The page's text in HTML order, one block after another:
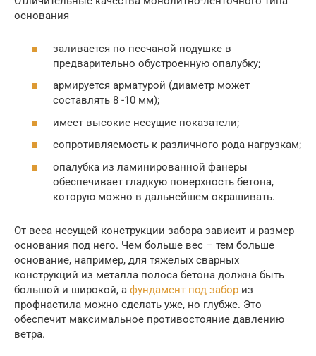
основания
заливается по песчаной подушке в
предварительно обустроенную опалубку;
армируется арматурой (диаметр может
составлять 8 -10 мм);
имеет высокие несущие показатели;
сопротивляемость к различного рода нагрузкам;
опалубка из ламинированной фанеры
обеспечивает гладкую поверхность бетона,
которую можно в дальнейшем окрашивать.
От веса несущей конструкции забора зависит и размер
основания под него. Чем больше вес – тем больше
основание, например, для тяжелых сварных
конструкций из металла полоса бетона должна быть
большой и широкой, а фундамент под забор из
профнастила можно сделать уже, но глубже. Это
обеспечит максимальное противостояние давлению
ветра.